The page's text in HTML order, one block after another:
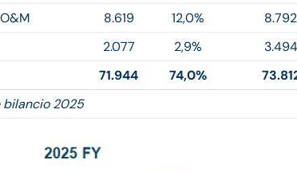
8.619 12,0% 8.792
2.077 2,9% 3.494
71.944 74,0%
bilancio 2025